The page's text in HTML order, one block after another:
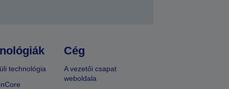
technológia
Cég
A vezetői csapat
weboldala